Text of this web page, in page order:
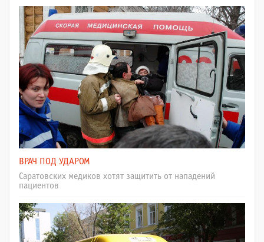
ВРАЧ ПОД УДАРОМ
Саратовских медиков хотят защитить от нападений
пациентов